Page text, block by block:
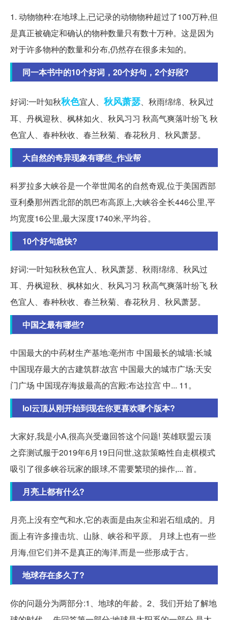
1. 动物物种:在地球上,已记录的动物物种超过了100万种,但
是真正被确定和确认的物种数量只有数十万种。这是因为
对于许多物种的数量和分布,仍然存在很多未知的。
同一本书中的10个好词，20个好句，2个好段?
好词:一叶知秋秋色宜人、 秋风萧瑟、秋雨绵绵、秋风过
耳、丹枫迎秋、枫林如火、秋风习习 秋高气爽落叶纷飞 秋
色宜人、春种秋收、春兰秋菊、春花秋月、秋风萧瑟。
大自然的奇异现象有哪些_作业帮
科罗拉多大峡谷是一个举世闻名的自然奇观,位于美国西部
亚利桑那州西北部的凯巴布高原上,大峡谷全长446公里,平
均宽度16公里,最大深度1740米,平均谷。
10个好句急快?
好词:一叶知秋秋色宜人、秋风萧瑟、秋雨绵绵、秋风过
耳、丹枫迎秋、枫林如火、秋风习习 秋高气爽落叶纷飞 秋
色宜人、春种秋收、春兰秋菊、春花秋月、秋风萧瑟。
中国之最有哪些?
中国最大的中药材生产基地:亳州市 中国最长的城墙:长城
中国现存最大的古建筑群:故宫 中国最大的城市广场:天安
门广场 中国现存海拔最高的宫殿:布达拉宫 中... 11。
lol云顶从刚开始到现在你更喜欢哪个版本?
大家好,我是小A,很高兴受邀回答这个问题! 英雄联盟云顶
之弈测试服于2019年6月19日问世,这款策略性自走棋模式
吸引了很多峡谷玩家的眼球,不需要繁琐的操作,... 首。
月亮上都有什么?
月亮上没有空气和水,它的表面是由灰尘和岩石组成的。月
面上有许多撞击坑、山脉、峡谷和平原。 月球上也有一些
月海,但它们并不是真正的海洋,而是一些形成于古。
地球存在多久了?
你的问题分为两部分:1、地球的年龄。2、我们开始了解地